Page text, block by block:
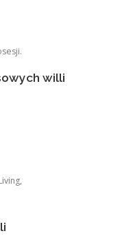
willi